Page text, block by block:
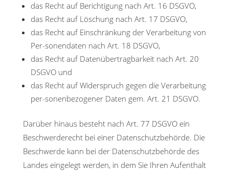
das Recht auf Berichtigung nach Art. 16 DSGVO,
das Recht auf Löschung nach Art. 17 DSGVO,
das Recht auf Einschränkung der Verarbeitung von
Per-sonendaten nach Art. 18 DSGVO,
das Recht auf Datenübertragbarkeit nach Art. 20
DSGVO und
das Recht auf Widerspruch gegen die Verarbeitung
per-sonenbezogener Daten gem. Art. 21 DSGVO.
Darüber hinaus besteht nach Art. 77 DSGVO ein
Beschwerderecht bei einer Datenschutzbehörde. Die
Beschwerde kann bei der Datenschutzbehörde des
Landes eingelegt werden, in dem Sie Ihren Aufenthalt